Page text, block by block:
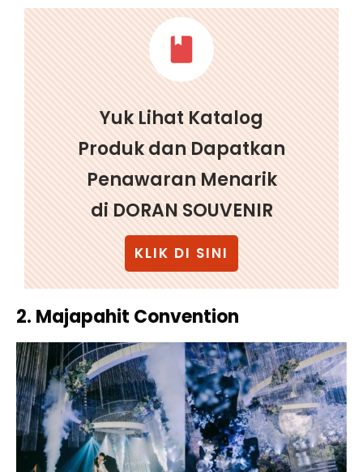
Yuk Lihat Katalog
Produk dan Dapatkan
Penawaran Menarik
di DORAN SOUVENIR
KLIK DI SINI
2. Majapahit Convention